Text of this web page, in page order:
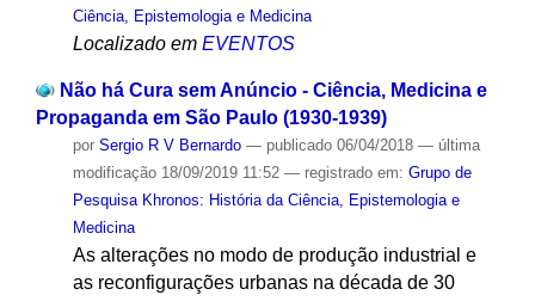
Ciência, Epistemologia e Medicina
Localizado em EVENTOS
Não há Cura sem Anúncio - Ciência, Medicina e
Propaganda em São Paulo (1930-1939)
por Sergio R V Bernardo — publicado06/04/2018 — última
modificação18/09/2019 11:52 — registrado em: Grupo de
Pesquisa Khronos: História da Ciência, Epistemologia e
Medicina
As alterações no modo de produção industrial e
as reconfigurações urbanas na década de 30